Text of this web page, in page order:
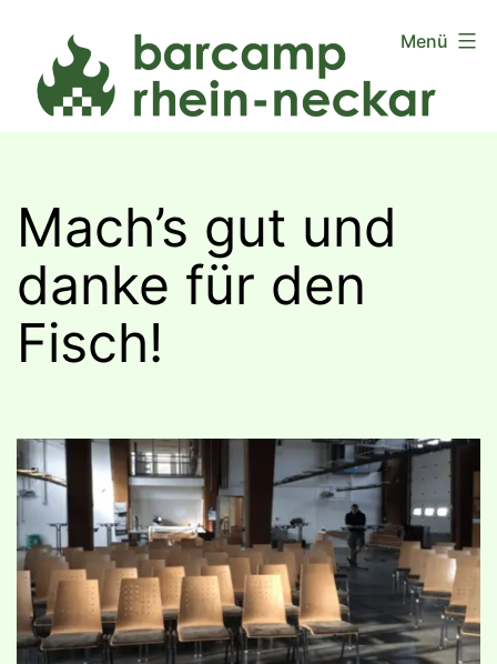
Inhalt
springen
Menü
Mach’s gut und
danke für den
Fisch!